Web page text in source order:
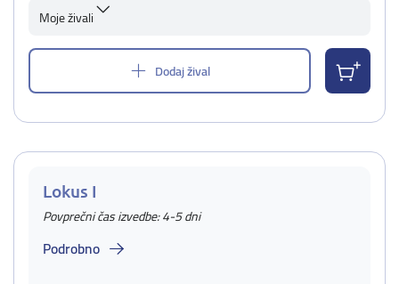
Moje živali
Dodaj žival
Lokus I
Povprečni čas izvedbe: 4-5 dni
Podrobno